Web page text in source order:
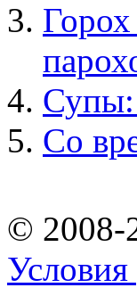
Супы:
Со
© 2008-